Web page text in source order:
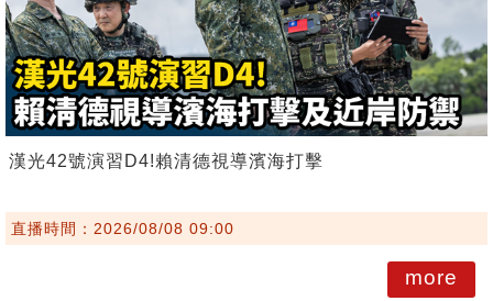
漢光42號演習D4!賴清德視導濱海打擊
直播時間：2026/08/08 09:00
more